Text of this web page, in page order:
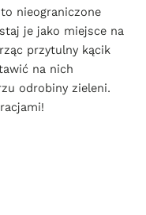
nieograniczone
je jako miejsce na
przytulny kącik
na nich
odrobiny zieleni.